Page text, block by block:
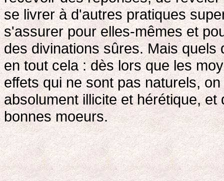
se livrer à d'autres pratiques
s'assurer pour elles-mêmes et
des divinations sûres. Mais
en tout cela : dès lors que les
effets qui ne sont pas naturels,
absolument illicite et hérétique,
bonnes moeurs.